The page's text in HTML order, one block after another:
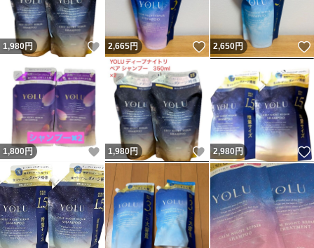
1,980円 いいね！
2,665円 いいね！
2,650円
1,800円 いいね！
1,980円 いいね！
2,980 円